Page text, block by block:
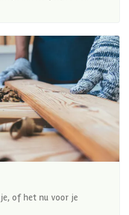
of het nu voor je